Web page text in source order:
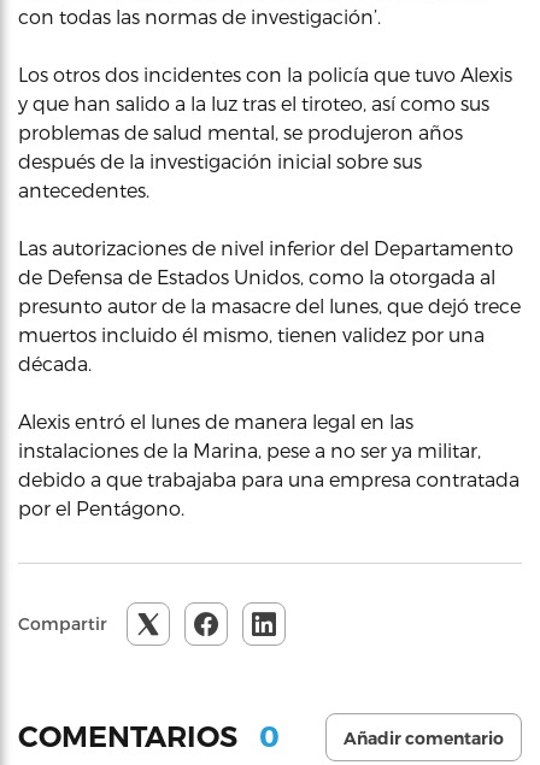
con todas las normas de investigación’.
Los otros dos incidentes con la policía que tuvo Alexis
y que han salido a la luz tras el tiroteo, así como sus
problemas de salud mental, se produjeron años
después de la investigación inicial sobre sus
antecedentes.
Las autorizaciones de nivel inferior del Departamento
de Defensa de Estados Unidos, como la otorgada al
presunto autor de la masacre del lunes, que dejó trece
muertos incluido él mismo, tienen validez por una
década.
Alexis entró el lunes de manera legal en las
instalaciones de la Marina, pese a no ser ya militar,
debido a que trabajaba para una empresa contratada
por el Pentágono.
Compartir
COMENTARIOS 0 Añadir comentario